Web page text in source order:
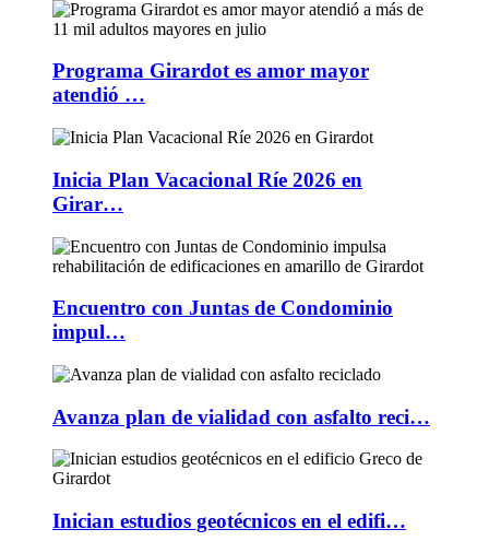
Programa Girardot es amor mayor
atendió …
Inicia Plan Vacacional Ríe 2026 en
Girar…
Encuentro con Juntas de Condominio
impul…
Avanza plan de vialidad con asfalto reci…
Inician estudios geotécnicos en el edifi…